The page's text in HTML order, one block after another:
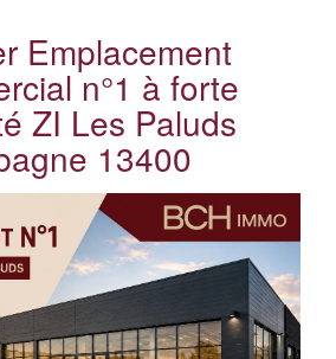
Emplacement
n°1 à forte
ZI Les Paluds
13400